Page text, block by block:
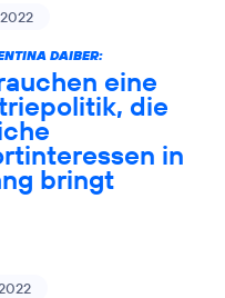
DAIBER:
eine
die
in
bringt